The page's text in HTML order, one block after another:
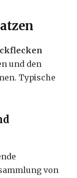
und den
Typische
von